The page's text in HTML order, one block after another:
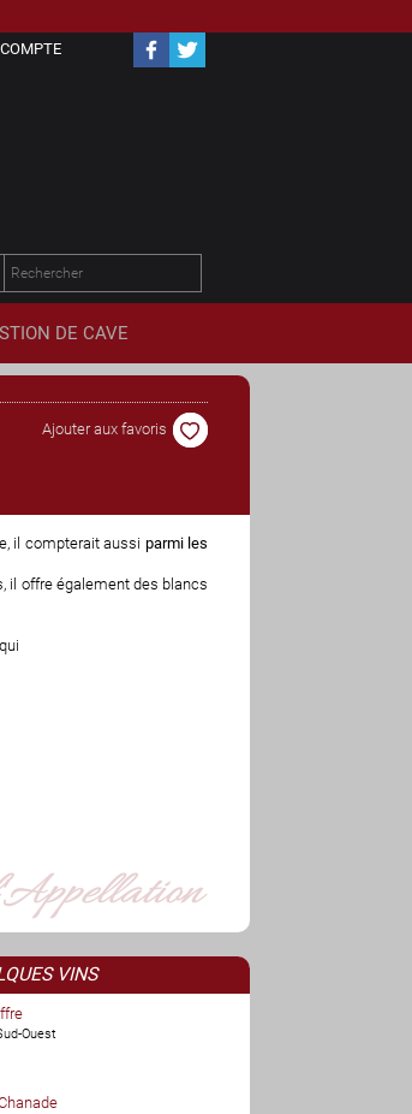
Ajouter aux favoris
il compterait aussi parmi les
il offre également des blancs
VINS
Ouest
DE CAVE